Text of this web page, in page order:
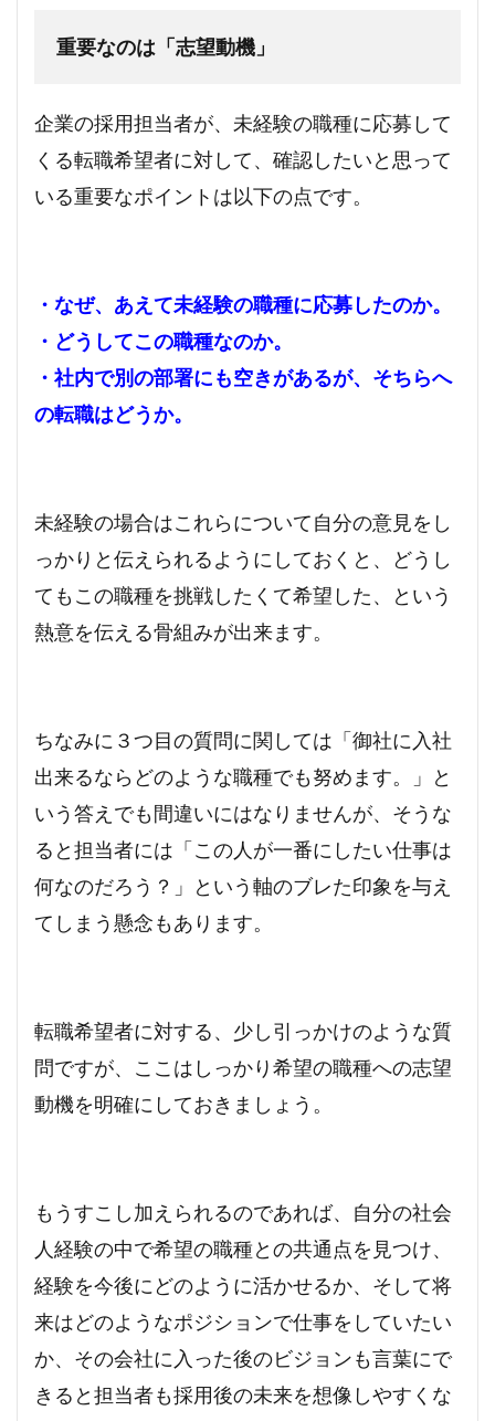
重要なのは「志望動機」
企業の採用担当者が、未経験の職種に応募して
くる転職希望者に対して、確認したいと思って
いる重要なポイントは以下の点です。
・なぜ、あえて未経験の職種に応募したのか。
・どうしてこの職種なのか。
・社内で別の部署にも空きがあるが、そちらへ
の転職はどうか。
未経験の場合はこれらについて自分の意見をし
っかりと伝えられるようにしておくと、どうし
てもこの職種を挑戦したくて希望した、という
熱意を伝える骨組みが出来ます。
ちなみに３つ目の質問に関しては「御社に入社
出来るならどのような職種でも努めます。」と
いう答えでも間違いにはなりませんが、そうな
ると担当者には「この人が一番にしたい仕事は
何なのだろう？」という軸のブレた印象を与え
てしまう懸念もあります。
転職希望者に対する、少し引っかけのような質
問ですが、ここはしっかり希望の職種への志望
動機を明確にしておきましょう。
もうすこし加えられるのであれば、自分の社会
人経験の中で希望の職種との共通点を見つけ、
経験を今後にどのように活かせるか、そして将
来はどのようなポジションで仕事をしていたい
か、その会社に入った後のビジョンも言葉にで
きると担当者も採用後の未来を想像しやすくな